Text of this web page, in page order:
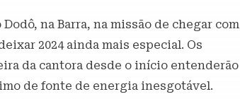
na Barra, na missão de chegar com
2024 ainda mais especial. Os
da cantora desde o início entenderão
de fonte de energia inesgotável.